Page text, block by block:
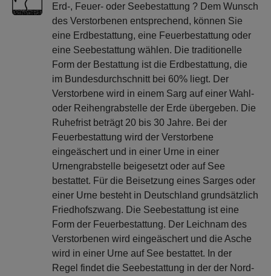
Erd-, Feuer- oder Seebestattung ? Dem Wunsch
des Verstorbenen entsprechend, können Sie
eine Erdbestattung, eine Feuerbestattung oder
eine Seebestattung wählen. Die traditionelle
Form der Bestattung ist die Erdbestattung, die
im Bundesdurchschnitt bei 60% liegt. Der
Verstorbene wird in einem Sarg auf einer Wahl-
oder Reihengrabstelle der Erde übergeben. Die
Ruhefrist beträgt 20 bis 30 Jahre. Bei der
Feuerbestattung wird der Verstorbene
eingeäschert und in einer Urne in einer
Urnengrabstelle beigesetzt oder auf See
bestattet. Für die Beisetzung eines Sarges oder
einer Urne besteht in Deutschland grundsätzlich
Friedhofszwang. Die Seebestattung ist eine
Form der Feuerbestattung. Der Leichnam des
Verstorbenen wird eingeäschert und die Asche
wird in einer Urne auf See bestattet. In der
Regel findet die Seebestattung in der der Nord-